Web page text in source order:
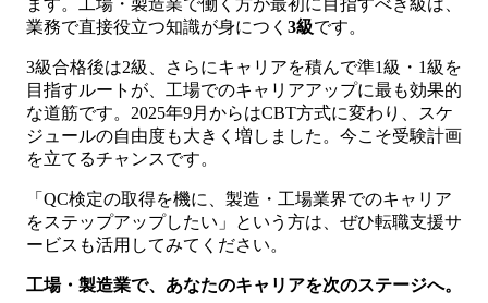
ます。工場・製造業で働く方が最初に目指すべき級は、
業務で直接役立つ知識が身につく 3級です。
3級合格後は2級、さらにキャリアを積んで準1級・1級を
目指すルートが、工場でのキャリアアップに最も効果的
な道筋です。2025年9月からはCBT方式に変わり、スケ
ジュールの自由度も大きく増しました。今こそ受験計画
を立てるチャンスです。
「QC検定の取得を機に、製造・工場業界でのキャリア
をステップアップしたい」という方は、ぜひ転職支援サ
ービスも活用してみてください。
工場・製造業で、あなたのキャリアを次のステージへ。